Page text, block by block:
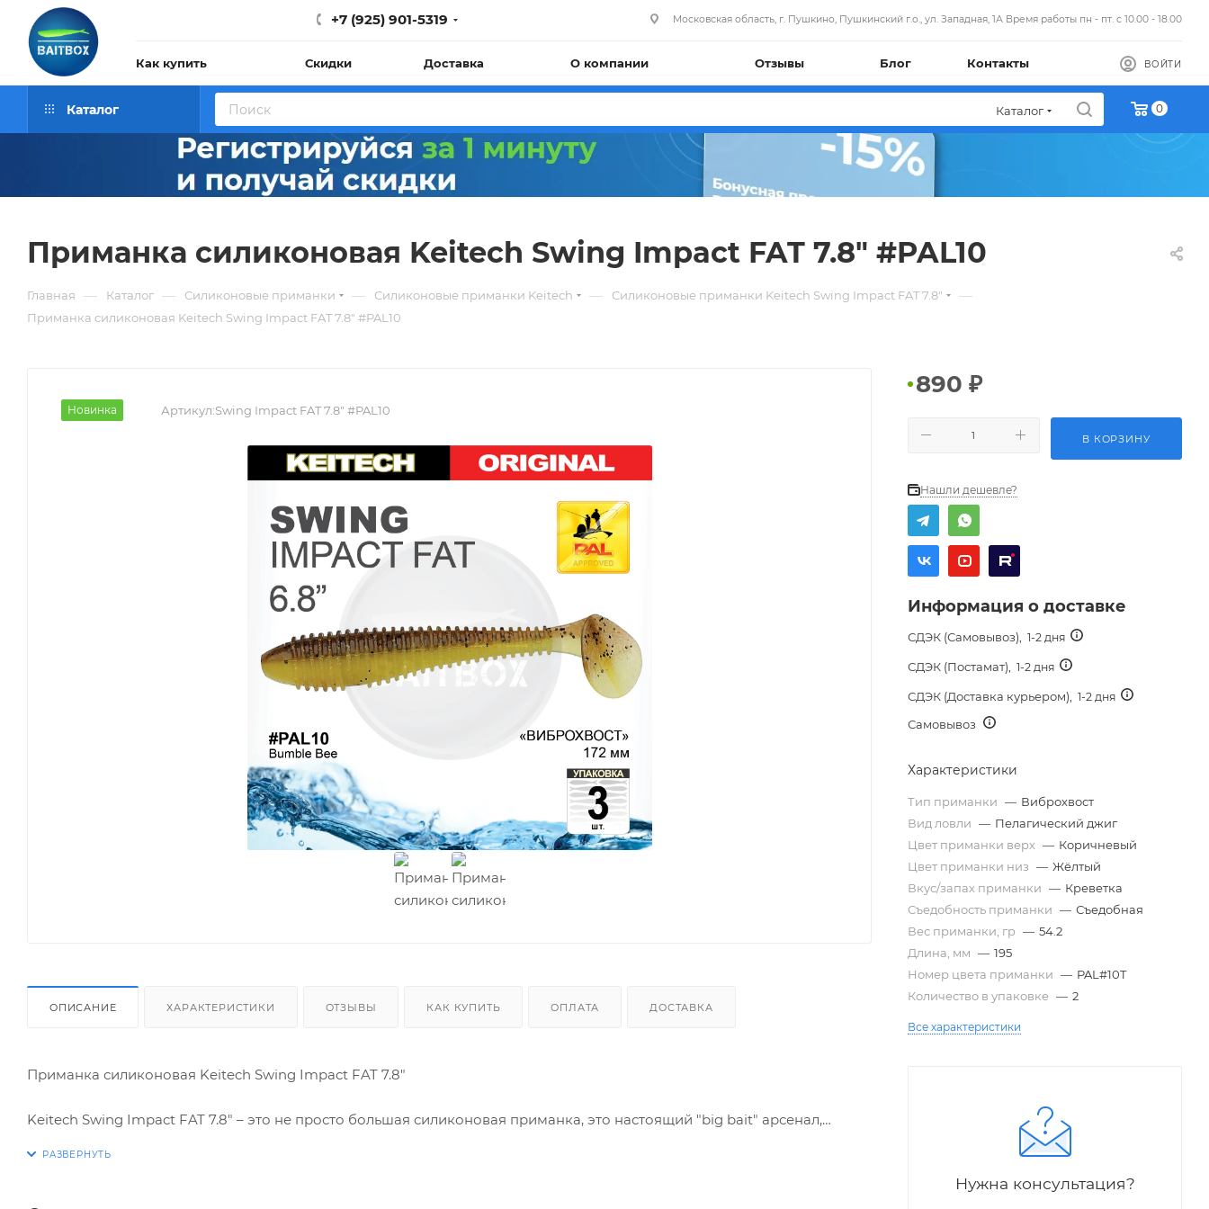
+7 (925) 901-5319 Московская область, г. Пушкино, Пушкинский г.о., ул. Западная, 1А Время работы пн - пт. с 10.00 - 18.00
Как купить Скидки Доставка О компании Отзывы Блог Контакты ВОЙТИ
Каталог Каталог 0
Приманка силиконовая Keitech Swing Impact FAT 7.8" #PAL10
Главная — Каталог — Силиконовые приманки — Силиконовые приманки Keitech — Силиконовые приманки Keitech Swing Impact FAT 7.8" —
Приманка силиконовая Keitech Swing Impact FAT 7.8" #PAL10
Новинка Артикул:Swing Impact FAT 7.8" #PAL10
ОПИСАНИЕ ХАРАКТЕРИСТИКИ ОТЗЫВЫ КАК КУПИТЬ ОПЛАТА ДОСТАВКА
Приманка силиконовая Keitech Swing Impact FAT 7.8"
Keitech Swing Impact FAT 7.8" – это не просто большая силиконовая приманка, это настоящий "big bait" арсенал,
890 ₽
В КОРЗИНУ
Нашли дешевле?
Информация о доставке
СДЭК (Самовывоз), 1-2 дня
СДЭК (Постамат), 1-2 дня
СДЭК (Доставка курьером), 1-2 дня
Самовывоз
Характеристики
Тип приманки — Виброхвост
Вид ловли — Пелагический джиг
Цвет приманки верх — Коричневый
Цвет приманки низ — Жёлтый
Вкус/запах приманки — Креветка
Съедобность приманки — Съедобная
Вес приманки, гр — 54.2
Длина, мм — 195
Номер цвета приманки — PAL#10T
Количество в упаковке — 2
Все характеристики
Нужна консультация?